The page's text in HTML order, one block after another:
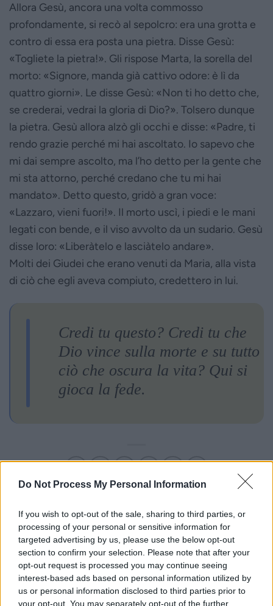
Do Not Process My Personal Information
If you wish to opt-out of the sale, sharing to third parties, or
processing of your personal or sensitive information for
targeted advertising by us, please use the below opt-out
section to confirm your selection. Please note that after your
opt-out request is processed you may continue seeing
interest-based ads based on personal information utilized by
us or personal information disclosed to third parties prior to
your opt-out. You may separately opt-out of the further
CATEGORIE
Allora Gesù, ancora una volta commosso
profondamente, si recò al sepolcro: era una grotta e
contro di essa era posta una pietra. Disse Gesù:
«Togliete la pietra!». Gli rispose Marta, la sorella del
morto: «Signore, manda già cattivo odore: è lì da
quattro giorni». Le disse Gesù: «Non ti ho detto che,
se crederai, vedrai la gloria di Dio?». Tolsero dunque
la pietra. Gesù allora alzò gli occhi e disse: «Padre, ti
rendo grazie perché mi hai ascoltato. Io sapevo che
mi dai sempre ascolto, ma l’ho detto per la gente che
mi sta attorno, perché credano che tu mi hai
mandato». Detto questo, gridò a gran voce:
«Lazzaro, vieni fuori!». Il morto uscì, i piedi e le mani
legati con bende, e il viso avvolto da un sudario. Gesù
disse loro: «Liberàtelo e lasciàtelo andare».
Molti dei Giudei che erano venuti da Maria, alla vista
di ciò che egli aveva compiuto, credettero in lui.
Credi tu questo? Credi tu che
Dio vince sulla morte e su tutto
ciò che oscura la vita? Qui si
gioca la fede.